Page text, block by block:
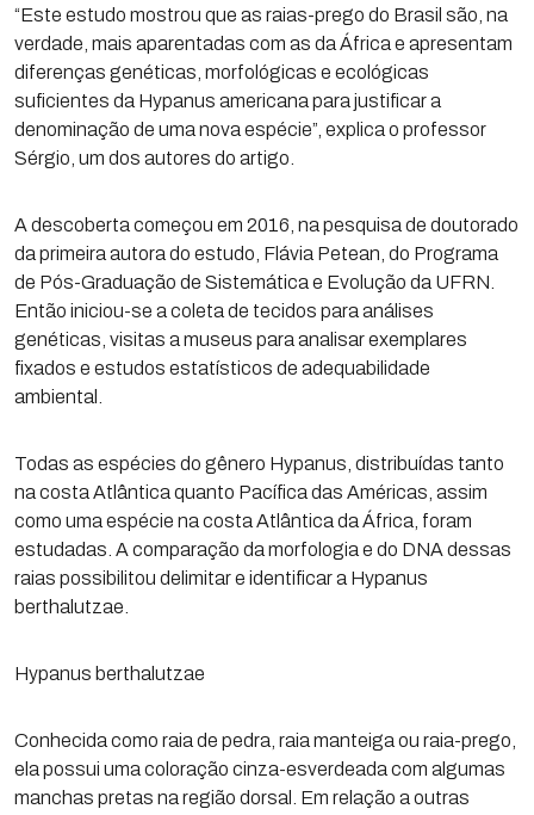
“Este estudo mostrou que as raias-prego do Brasil são, na
verdade, mais aparentadas com as da África e apresentam
diferenças genéticas, morfológicas e ecológicas
suficientes da Hypanus americana para justificar a
denominação de uma nova espécie”, explica o professor
Sérgio, um dos autores do artigo.
A descoberta começou em 2016, na pesquisa de doutorado
da primeira autora do estudo, Flávia Petean, do Programa
de Pós-Graduação de Sistemática e Evolução da UFRN.
Então iniciou-se a coleta de tecidos para análises
genéticas, visitas a museus para analisar exemplares
fixados e estudos estatísticos de adequabilidade
ambiental.
Todas as espécies do gênero Hypanus, distribuídas tanto
na costa Atlântica quanto Pacífica das Américas, assim
como uma espécie na costa Atlântica da África, foram
estudadas. A comparação da morfologia e do DNA dessas
raias possibilitou delimitar e identificar a Hypanus
berthalutzae.
Hypanus berthalutzae
Conhecida como raia de pedra, raia manteiga ou raia-prego,
ela possui uma coloração cinza-esverdeada com algumas
manchas pretas na região dorsal. Em relação a outras